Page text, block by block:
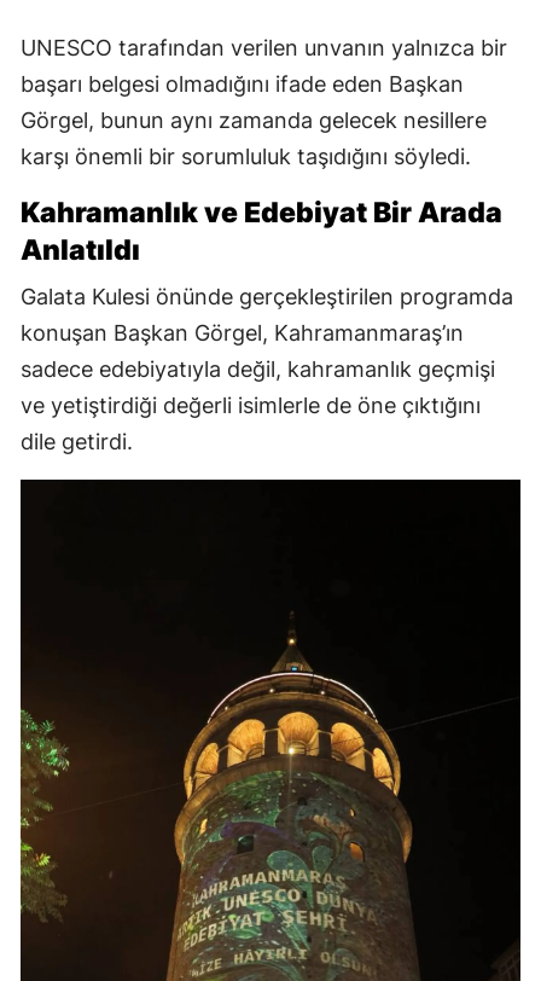
UNESCO tarafından verilen unvanın yalnızca bir
başarı belgesi olmadığını ifade eden Başkan
Görgel, bunun aynı zamanda gelecek nesillere
karşı önemli bir sorumluluk taşıdığını söyledi.
Kahramanlık ve Edebiyat Bir Arada
Anlatıldı
Galata Kulesi önünde gerçekleştirilen programda
konuşan Başkan Görgel, Kahramanmaraş’ın
sadece edebiyatıyla değil, kahramanlık geçmişi
ve yetiştirdiği değerli isimlerle de öne çıktığını
dile getirdi.